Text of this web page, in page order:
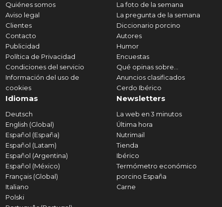
Quiénes somos
Aviso legal
Clientes
Contacto
Publicidad
Política de Privacidad
Condiciones del servicio
Información del uso de
cookies
La foto de la semana
La pregunta de la semana
Diccionario porcino
Autores
Humor
Encuestas
Qué opinas sobre...
Anuncios clasificados
Cerdo Ibérico
Idiomas
Deutsch
English (Global)
Español (España)
Español (Latam)
Español (Argentina)
Español (México)
Français (Global)
Italiano
Polski
Newsletters
La web en 3 minutos
Última hora
Nutrimail
Tienda
Ibérico
Termómetro económico
porcino España
Carne